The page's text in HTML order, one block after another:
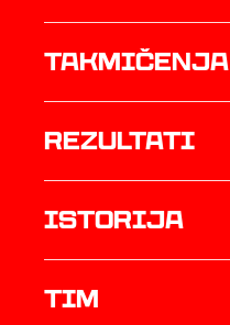
Takmičenja
rezultati
istorija
TIM